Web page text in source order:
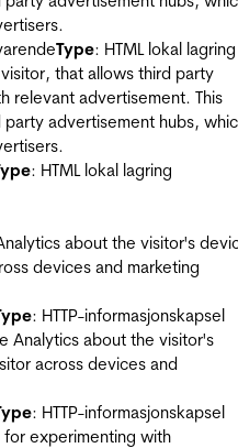
Type: HTML lokal lagring
that allows third party
relevant advertisement. This
advertisement hubs,
: HTML lokal lagring
about the visitor's
devices and marketing
: HTTP-informasjonskapsel
Analytics about the visitor's
across devices and
: HTTP-informasjonskapsel
experimenting with